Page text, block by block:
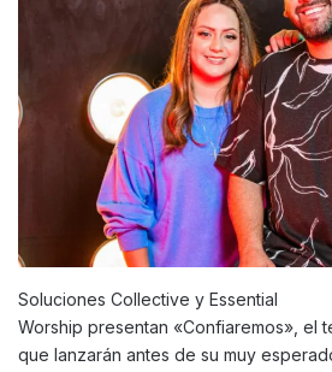
Soluciones Collective y Essential
Worship presentan «Confiaremos», el
que lanzarán antes de su muy